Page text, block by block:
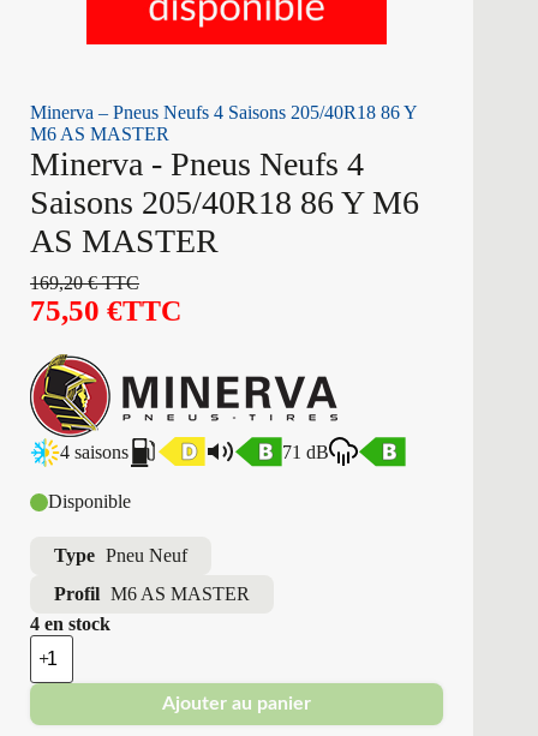
Minerva – Pneus Neufs 4 Saisons 205/40R18 86 Y
M6 AS MASTER
Minerva - Pneus Neufs 4
Saisons 205/40R18 86 Y M6
AS MASTER
169,20€TTC
75,50 €TTC
4 saisons 71 dB
Disponible
Type Pneu Neuf
Profil M6 AS MASTER
4 en stock
quantité
de
Minerva
Pneus
Ajouter au panier